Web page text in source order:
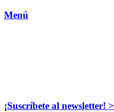
Menú
¡Suscríbete al newsletter! >